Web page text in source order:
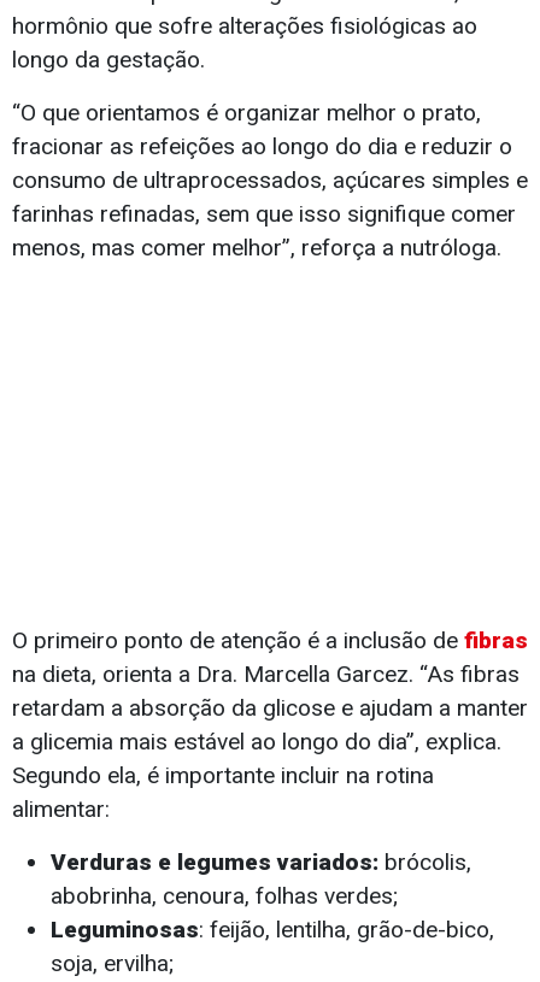
hormônio que sofre alterações fisiológicas ao
longo da gestação.
“O que orientamos é organizar melhor o prato,
fracionar as refeições ao longo do dia e reduzir o
consumo de ultraprocessados, açúcares simples e
farinhas refinadas, sem que isso signifique comer
menos, mas comer melhor”, reforça a nutróloga.
O primeiro ponto de atenção é a inclusão de fibras
na dieta, orienta a Dra. Marcella Garcez. “As fibras
retardam a absorção da glicose e ajudam a manter
a glicemia mais estável ao longo do dia”, explica.
Segundo ela, é importante incluir na rotina
alimentar:
Verduras e legumes variados: brócolis,
abobrinha, cenoura, folhas verdes;
Leguminosas: feijão, lentilha, grão-de-bico,
soja, ervilha;